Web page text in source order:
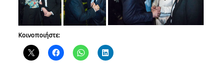
Κοινοποιήστε: